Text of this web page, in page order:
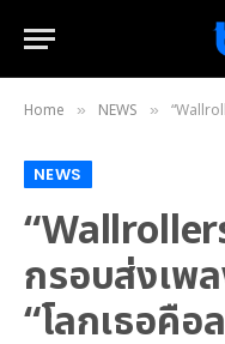
Home » NEWS » “Wallrollers” ปิดตำ
NEWS
กรอบส่งเพ
“โลกเธอคื